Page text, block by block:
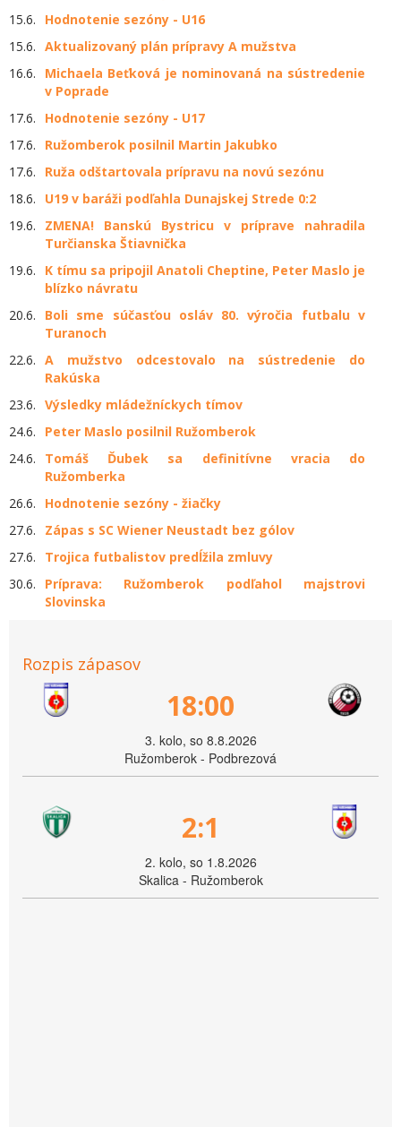
15.6.
Hodnotenie sezóny - U16
15.6. Aktualizovaný plán prípravy A mužstva
16.6.
Michaela Beťková je nominovaná na sústredenie
v Poprade
17.6.
Hodnotenie sezóny - U17
17.6.
Ružomberok posilnil Martin Jakubko
17.6.
Ruža odštartovala prípravu na novú sezónu
18.6.
U19 v baráži podľahla Dunajskej Strede 0:2
19.6.
ZMENA! Banskú Bystricu v príprave nahradila
Turčianska Štiavnička
19.6.
K tímu sa pripojil Anatoli Cheptine, Peter Maslo je
blízko návratu
20.6.
Boli sme súčasťou osláv 80. výročia futbalu v
Turanoch
22.6. A mužstvo odcestovalo na sústredenie do
Rakúska
23.6. Výsledky mládežníckych tímov
24.6.
Peter Maslo posilnil Ružomberok
24.6.
Tomáš Ďubek sa definitívne vracia do
Ružomberka
26.6.
Hodnotenie sezóny - žiačky
27.6.
Zápas s SC Wiener Neustadt bez gólov
27.6.
Trojica futbalistov predĺžila zmluvy
30.6.
Príprava: Ružomberok podľahol majstrovi
Slovinska
Rozpis zápasov
18:00
3. kolo, so 8.8.2026
Ružomberok - Podbrezová
2:1
2. kolo, so 1.8.2026
Skalica - Ružomberok